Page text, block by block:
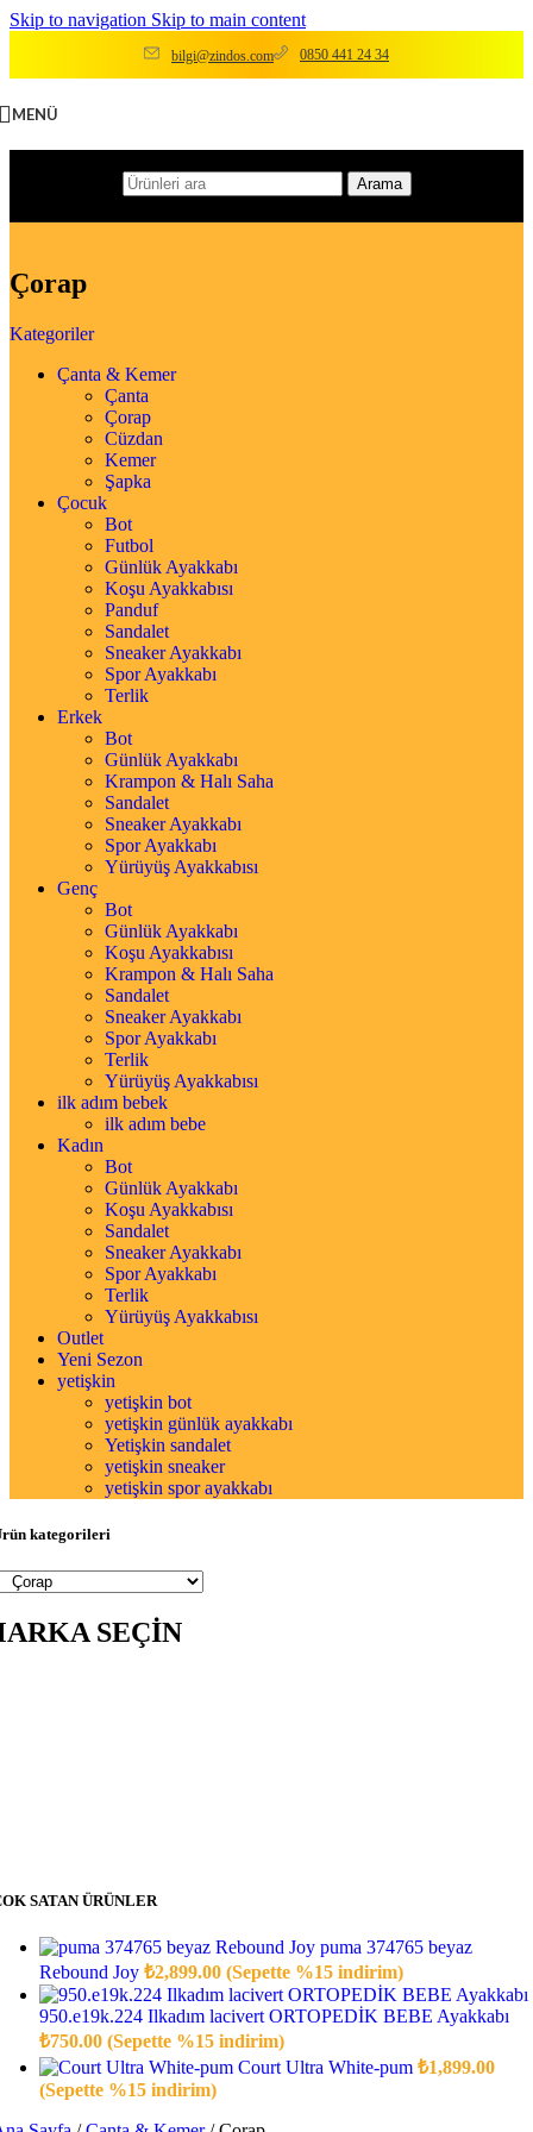
Skip to navigation Skip to main content
bilgi@zindos.com 0850 441 24 34
MENÜ
Arama
Çorap
Kategoriler
Çanta & Kemer
Çanta
Çorap
Cüzdan
Kemer
Şapka
Çocuk
Bot
Futbol
Günlük Ayakkabı
Koşu Ayakkabısı
Panduf
Sandalet
Sneaker Ayakkabı
Spor Ayakkabı
Terlik
Erkek
Bot
Günlük Ayakkabı
Krampon & Halı Saha
Sandalet
Sneaker Ayakkabı
Spor Ayakkabı
Yürüyüş Ayakkabısı
Genç
Bot
Günlük Ayakkabı
Koşu Ayakkabısı
Krampon & Halı Saha
Sandalet
Sneaker Ayakkabı
Spor Ayakkabı
Terlik
Yürüyüş Ayakkabısı
ilk adım bebek
ilk adım bebe
Kadın
Bot
Günlük Ayakkabı
Koşu Ayakkabısı
Sandalet
Sneaker Ayakkabı
Spor Ayakkabı
Terlik
Yürüyüş Ayakkabısı
Outlet
Yeni Sezon
yetişkin
yetişkin bot
yetişkin günlük ayakkabı
Yetişkin sandalet
yetişkin sneaker
yetişkin spor ayakkabı
kategorileri
SEÇİN
SATAN ÜRÜNLER
puma 374765 beyaz
Rebound Joy ₺2,899.00 (Sepette %15 indirim)
950.e19k.224 Ilkadım lacivert ORTOPEDİK BEBE Ayakkabı
₺750.00 (Sepette %15 indirim)
Court Ultra White-pum ₺1,899.00
(Sepette %15 indirim)